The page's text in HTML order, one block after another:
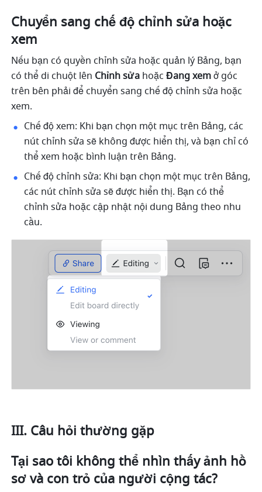
Chuyển sang chế độ chỉnh sửa hoặc
xem
Nếu bạn có quyền chỉnh sửa hoặc quản lý Bảng, bạn
có thể di chuột lên Chỉnh sửa hoặc Đang xem ở góc
trên bên phải để chuyển sang chế độ chỉnh sửa hoặc
xem.
Chế độ xem: Khi bạn chọn một mục trên Bảng, các
nút chỉnh sửa sẽ không được hiển thị, và bạn chỉ có
thể xem hoặc bình luận trên Bảng.
Chế độ chỉnh sửa: Khi bạn chọn một mục trên Bảng,
các nút chỉnh sửa sẽ được hiển thị. Bạn có thể
chỉnh sửa hoặc cập nhật nội dung Bảng theo nhu
cầu.
III. Câu hỏi thường gặp
Tại sao tôi không thể nhìn thấy ảnh hồ
sơ và con trỏ của người cộng tác?